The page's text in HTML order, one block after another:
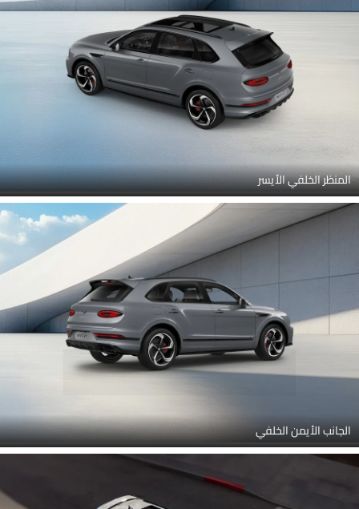
المنظر الخلفي الأيسر
الجانب الأيمن الخلفي